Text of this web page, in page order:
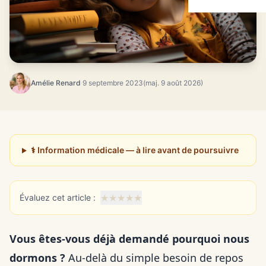
Amélie Renard·9 septembre 2023(maj. 9 août 2026)
⚕️ Information médicale — à lire avant de poursuivre
Évaluez cet article : ★★★★★
Vous êtes-vous déjà demandé pourquoi nous
dormons ? Au-delà du simple besoin de repos